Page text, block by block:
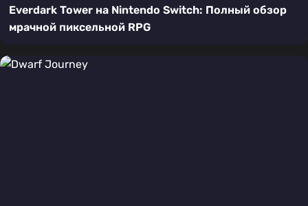
Everdark Tower на Nintendo Switch: Полный обзор
мрачной пиксельной RPG